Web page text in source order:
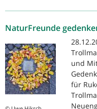
NaturFreunde
und
für